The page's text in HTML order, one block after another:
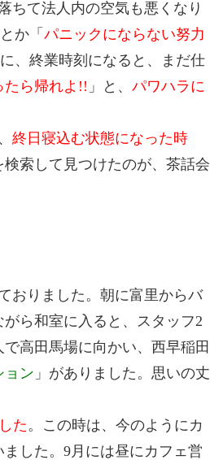
ちて法人内の空気も悪くなり
か「 パニックにならない努力
、終業時刻になると、まだ仕
たら帰れよ!! 」と、 パワハラに
、 終日寝込む状態になった時
検索して見つけたのが、茶話会
おりました。朝に富里からバ
ら和室に入ると、スタッフ2
高田馬場に向かい、西早稲田
ョン 」がありました。思いの丈
た。この時は、今のようにカ
した。9月には昼にカフェ営